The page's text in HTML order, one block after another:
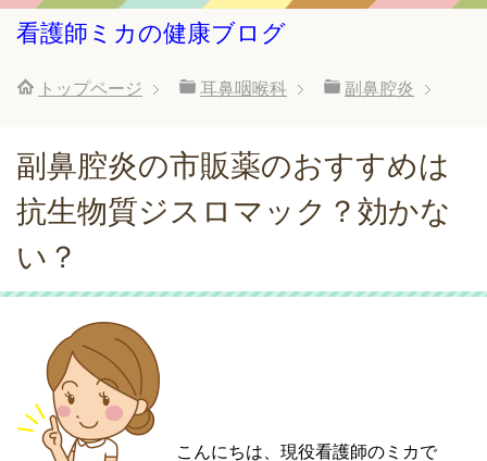
看護師ミカの健康ブログ
トップページ 耳鼻咽喉科 副鼻腔炎
副鼻腔炎の市販薬のおすすめは
抗生物質ジスロマック？効かな
い？
こんにちは、現役看護師のミカで